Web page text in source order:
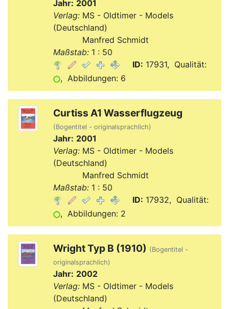
Jahr: 2001
Verlag:MS - Oldtimer - Models
(Deutschland)
Manfred Schmidt
Maßstab:1 : 50
ID: 17931, Qualität:
, Abbildungen: 6
Curtiss A1 Wasserflugzeug
(Bogentitel - originalsprachlich)
Jahr: 2001
Verlag:MS - Oldtimer - Models
(Deutschland)
Manfred Schmidt
Maßstab:1 : 50
ID: 17932, Qualität:
, Abbildungen: 2
Wright Typ B (1910) (Bogentitel -
originalsprachlich)
Jahr: 2002
Verlag:MS - Oldtimer - Models
(Deutschland)